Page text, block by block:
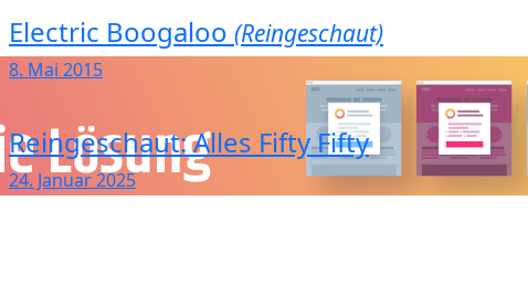
Electric Boogaloo (Reingeschaut)
8. Mai 2015
Reingeschaut: Alles Fifty Fifty
24. Januar 2025